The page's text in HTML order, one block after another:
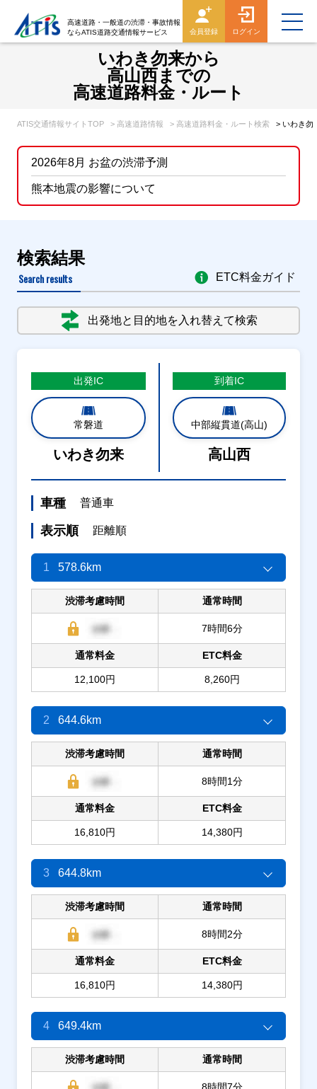
高速道路・一般道の渋滞・事故情報
ならATIS道路交通情報サービス
会員登録 ログイン
いわき勿来から
高山西までの
高速道路料金・ルート
ATIS交通情報サイトTOP > 高速道路情報 > 高速道路料金・ルート検索 > いわき勿
2026年8月 お盆の渋滞予測
熊本地震の影響について
検索結果
Search results
出発地と目的地を入れ替えて検索
ETC料金ガイド
出発IC
常磐道
いわき勿来
到着IC
中部縦貫道(高山)
高山西
車種 普通車
表示順 距離順
1 578.6km
渋滞考慮時間 通常時間
7時間6分
通常料金
12,100円
ETC料金
8,260円
2 644.6km
渋滞考慮時間 通常時間
8時間1分
通常料金
16,810円
ETC料金
14,380円
3 644.8km
渋滞考慮時間 通常時間
8時間2分
通常料金
16,810円
ETC料金
14,380円
4 649.4km
渋滞考慮時間 通常時間
8時間7分